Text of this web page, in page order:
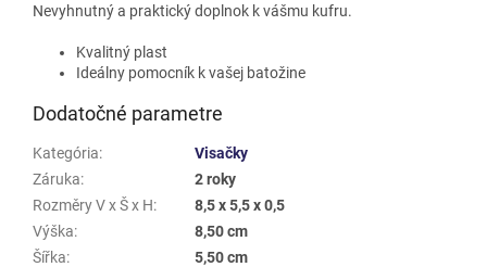
Nevyhnutný a praktický doplnok k vášmu kufru.
Kvalitný plast
Ideálny pomocník k vašej batožine
Dodatočné parametre
Kategória:
Visačky
Záruka:
2 roky
Rozměry V x Š x H:
8,5 x 5,5 x 0,5
Výška:
8,50 cm
Šířka:
5,50 cm